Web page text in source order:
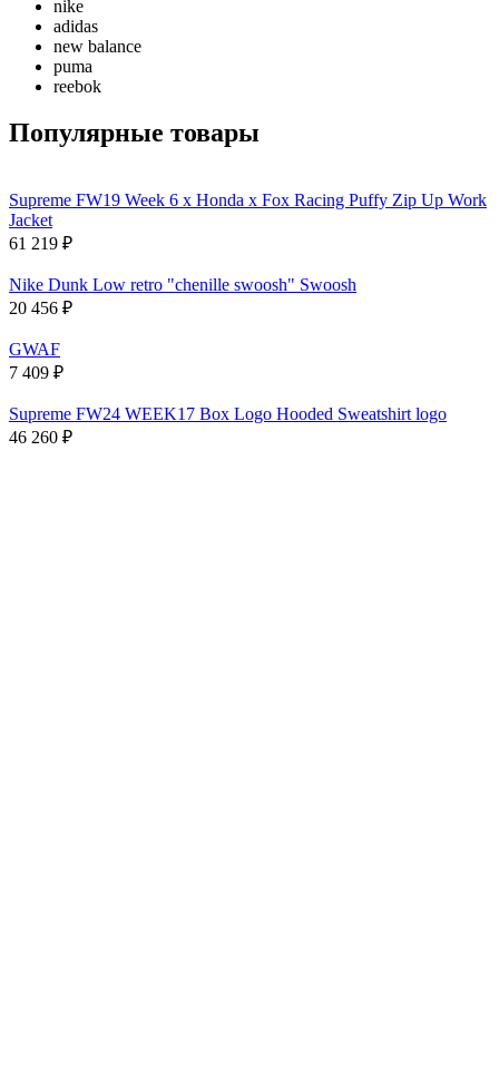
nike
adidas
new balance
puma
reebok
Популярные товары
Supreme FW19 Week 6 x Honda x Fox Racing Puffy Zip Up Work
Jacket
61 219 ₽
Nike Dunk Low retro "chenille swoosh" Swoosh
20 456 ₽
GWAF
7 409 ₽
Supreme FW24 WEEK17 Box Logo Hooded Sweatshirt logo
46 260 ₽